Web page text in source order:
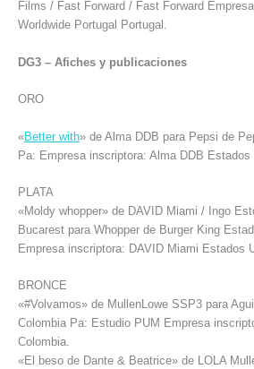
Films / Fast Forward / Fast Forward
Worldwide Portugal Portugal.
DG3 – Afiches y publicaciones
ORO
«Better with» de Alma DDB para Pepsi de
Pa: Empresa inscriptora: Alma DDB Estados
PLATA
«Moldy whopper» de DAVID Miami / Ingo
Bucarest para Whopper de Burger King
Empresa inscriptora: DAVID Miami Estados
BRONCE
«#Volvamos» de MullenLowe SSP3 para
Colombia Pa: Estudio PUM Empresa
Colombia.
«El beso de Dante & Beatrice» de LOLA